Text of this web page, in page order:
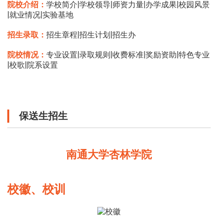
院校介绍： 学校简介 学校领导 师资力量 办学成果 校园风景
就业情况 实验基地
招生录取： 招生章程 招生计划 招生办
院校情况： 专业设置 录取规则 收费标准 奖励资助 特色专业
校歌 院系设置
保送生招生
南通大学杏林学院
校徽、校训